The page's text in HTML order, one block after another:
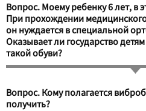
Вопрос. Моему ребенку 6 лет, в
При прохождении
он нуждается в специальной
Оказывает ли государство
такой обуви?
Вопрос. Кому полагается
получить?